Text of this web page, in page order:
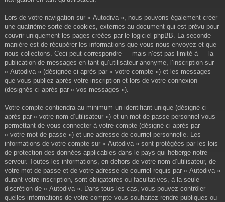
Lors de votre navigation sur « Autodiva », nous pouvons également créer
une quatrième sorte de cookies, externes au document qui est prévu pour
couvrir uniquement les pages créées par le logiciel phpBB. La seconde
manière est de récupérer les informations que vous nous envoyez et que
nous collectons. Ceci peut correspondre — mais n’est pas limité à — la
publication de messages en tant qu’utilisateur anonyme, l’inscription sur
« Autodiva » (désignée ci-après par « votre compte ») et les messages
que vous publiez après votre inscription et lors de votre connexion
(désignés ci-après par « vos messages »).
Votre compte contiendra au minimum un identifiant unique (désigné ci-
après par « votre nom d’utilisateur ») et un mot de passe personnel vous
permettant de vous connecter à votre compte (désigné ci-après par
« votre mot de passe ») et une adresse de courriel personnelle. Les
informations de votre compte sur « Autodiva » sont protégées par les lois
de protection des données applicables dans le pays qui héberge notre
serveur. Toutes les informations, en-dehors de votre nom d’utilisateur, de
votre mot de passe et de votre adresse de courriel requis par « Autodiva »
durant votre inscription, sont obligatoires ou facultatives, à la seule
discrétion de « Autodiva ». Dans tous les cas, vous pouvez contrôler
quelles informations de votre compte vous souhaitez rendre publiques ou